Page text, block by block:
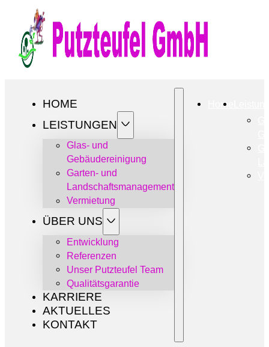
HOME
LEISTUNGEN
Glas- und
Gebäudereinigung
Garten- und
Landschaftsmanagement
Vermietung
ÜBER UNS
Entwicklung
Referenzen
Unser Putzteufel Team
Qualitätsgarantie
KARRIERE
AKTUELLES
KONTAKT
Home